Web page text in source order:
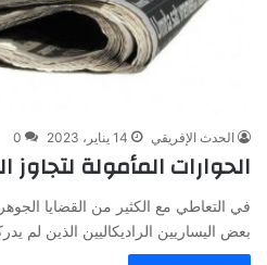
الحدث الإفريقي 14 يناير، 2023 0
الحوارات المأمولة
في التعاطي مع الكثير من القضايا
بعض اليساريين الراديكاليين الذين لم